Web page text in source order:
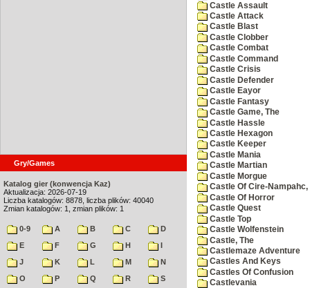
Gry/Games
Katalog gier (konwencja Kaz)
Aktualizacja: 2026-07-19
Liczba katalogów: 8878, liczba plików: 40040
Zmian katalogów: 1, zmian plików: 1
0-9 A B C
D
E
F G H
I
J
K L M
N
O
P Q R
S
Castle Assault
Castle Attack
Castle Blast
Castle Clobber
Castle Combat
Castle Command
Castle Crisis
Castle Defender
Castle Eayor
Castle Fantasy
Castle Game, The
Castle Hassle
Castle Hexagon
Castle Keeper
Castle Mania
Castle Martian
Castle Morgue
Castle Of Cire-Nampahc,
Castle Of Horror
Castle Quest
Castle Top
Castle Wolfenstein
Castle, The
Castlemaze Adventure
Castles And Keys
Castles Of Confusion
Castlevania